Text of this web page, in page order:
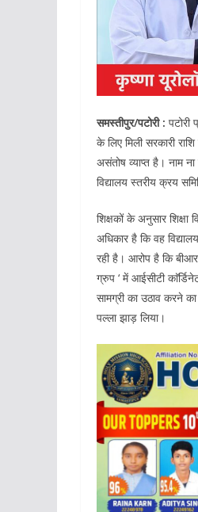
समस्तीपुर/पटोरी :
के लिए मिली सरकारी
असंतोष व्याप्त है। नाम
विद्यालय स्तरीय क्रय
शिक्षकों के अनुसार शिक्षा
अधिकार है कि वह
रही है। आरोप है कि
ग्रुप ‘ में आईसीटी
सामग्री का उठाव करने
पल्ला झाड़ लिया।